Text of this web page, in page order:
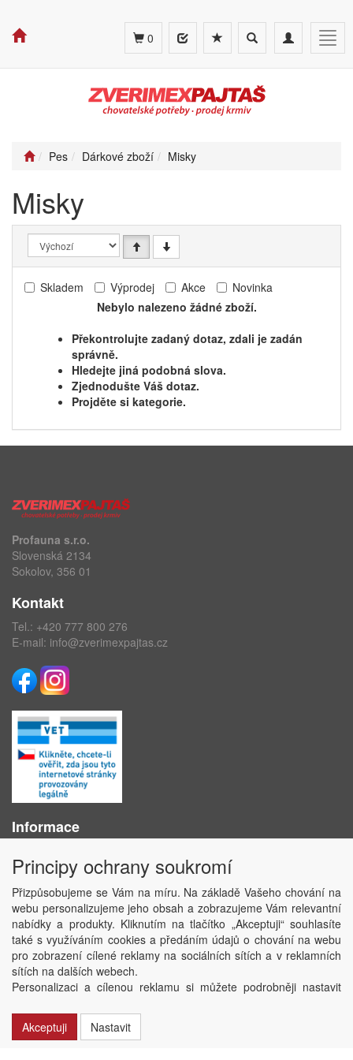
Toggle
navigation
Toggle
search
0
Pes Dárkové zboží Misky
Misky
Skladem Výprodej Akce
Novinka
Nebylo nalezeno žádné zboží.
Překontrolujte zadaný dotaz, zdali je zadán
správně.
Hledejte jiná podobná slova.
Zjednodušte Váš dotaz.
Projděte si kategorie.
Profauna s.r.o.
Slovenská 2134
Sokolov, 356 01
Kontakt
Tel.: +420 777 800 276
E-mail: info@zverimexpajtas.cz
Informace
Obchodní podmínky
Ochrana osobních údajů
Kontakt
Losování účtenek
Aktuality
Nastavení soukromí
Copyright © ABRA Software a.s. 2020
Principy ochrany soukromí
Přizpůsobujeme se Vám na míru. Na základě Vašeho chování na
webu personalizujeme jeho obsah a zobrazujeme Vám relevantní
nabídky a produkty. Kliknutím na tlačítko „Akceptuji“ souhlasíte
také s využíváním cookies a předáním údajů o chování na webu
pro zobrazení cílené reklamy na sociálních sítích a v reklamních
sítích na dalších webech.
Personalizaci a cílenou reklamu si můžete podrobněji nastavit
Akceptuji
Nastavit